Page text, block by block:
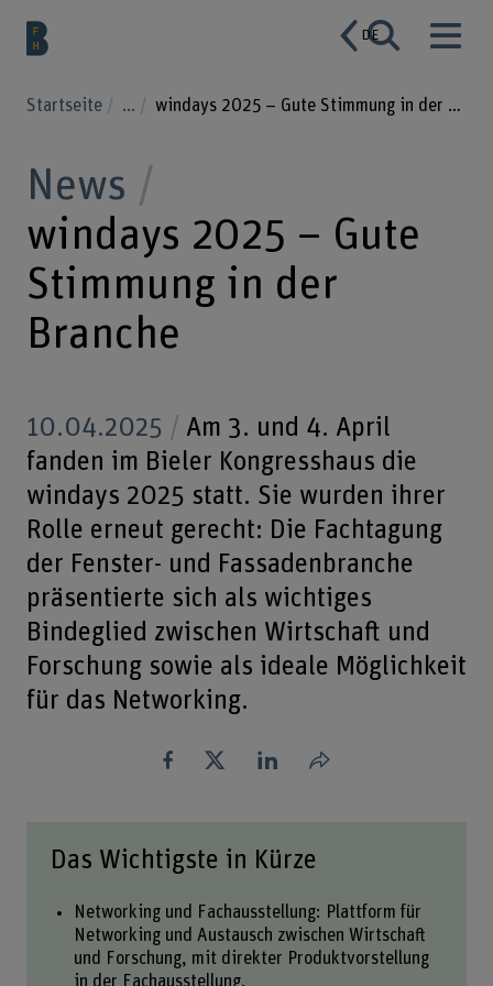
DE
Startseite ... windays 2025 – Gute Stimmung in der Branche
News
windays 2025 – Gute
Stimmung in der
Branche
10.04.2025
Am 3. und 4. April
fanden im Bieler Kongresshaus die
windays 2025 statt. Sie wurden ihrer
Rolle erneut gerecht: Die Fachtagung
der Fenster- und Fassadenbranche
präsentierte sich als wichtiges
Bindeglied zwischen Wirtschaft und
Forschung sowie als ideale Möglichkeit
für das Networking.
Teilen
Das Wichtigste in Kürze
Networking und Fachausstellung: Plattform für
Networking und Austausch zwischen Wirtschaft
und Forschung, mit direkter Produktvorstellung
in der Fachausstellung.